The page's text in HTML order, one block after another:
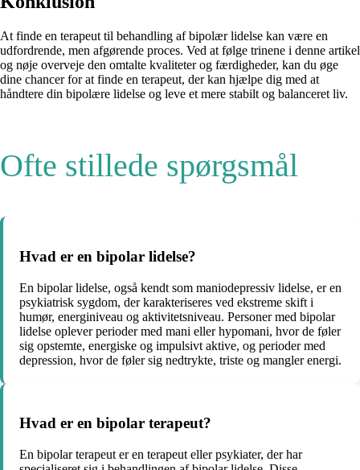
At finde en terapeut til behandling af bipolær lidelse kan være en
udfordrende, men afgørende proces. Ved at følge trinene i denne artikel
og nøje overveje den omtalte kvaliteter og færdigheder, kan du øge
dine chancer for at finde en terapeut, der kan hjælpe dig med at
håndtere din bipolære lidelse og leve et mere stabilt og balanceret liv.
Ofte stillede spørgsmål
Hvad er en bipolar lidelse?
En bipolar lidelse, også kendt som maniodepressiv lidelse, er en
psykiatrisk sygdom, der karakteriseres ved ekstreme skift i
humør, energiniveau og aktivitetsniveau. Personer med bipolar
lidelse oplever perioder med mani eller hypomani, hvor de føler
sig opstemte, energiske og impulsivt aktive, og perioder med
depression, hvor de føler sig nedtrykte, triste og mangler energi.
Hvad er en bipolar terapeut?
En bipolar terapeut er en terapeut eller psykiater, der har